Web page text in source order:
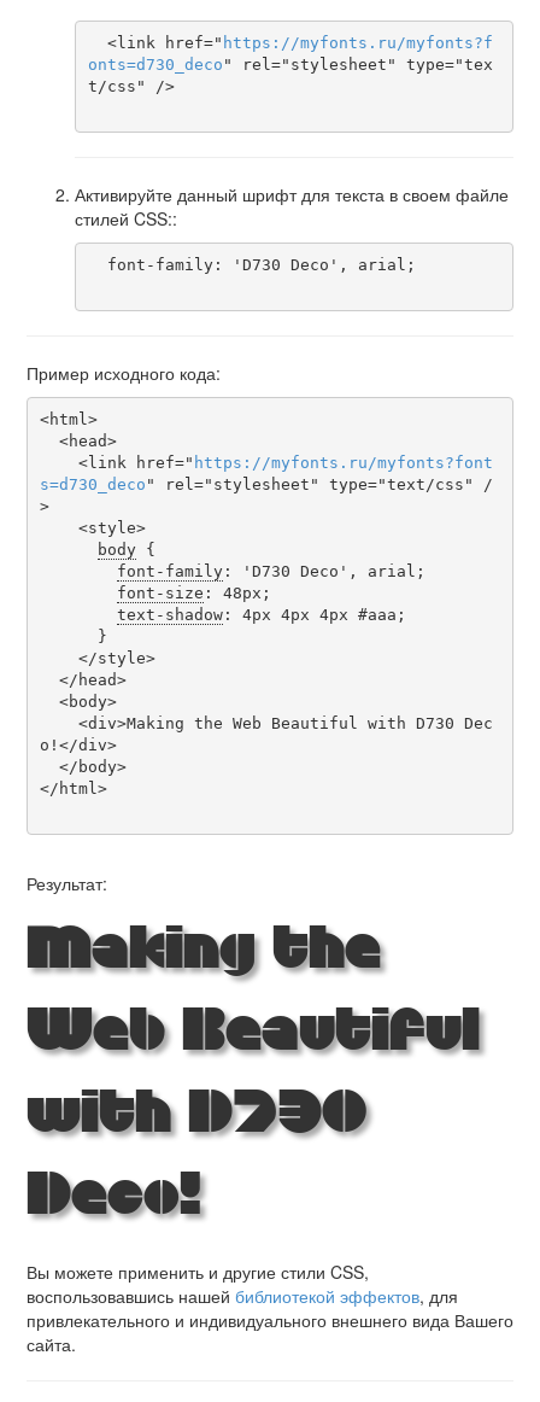
  <link href="
https ://myfonts . ru/myfonts?f
onts=d730_deco " rel="stylesheet" type="tex
t/css" />
Активируйте данный шрифт для текста в своем файле
стилей CSS::
Пример исходного кода:
<html>
    <link href="
https ://myfonts . ru/myfonts?font
s=d730_deco " rel="stylesheet" type="text/css" /
>
body {
font-family: 'D730 Deco', arial;
font-size : 48px;
text-shadow: 4px 4px 4px #aaa;
o!</div>
</html>
Результат:
Making the
Web Beautiful
with D730
Deco!
Вы можете применить и другие стили CSS,
воспользовавшись нашей библиотекой эффектов, для
привлекательного и индивидуального внешнего вида Вашего
сайта.